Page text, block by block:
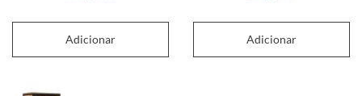
Adicionar Adicionar